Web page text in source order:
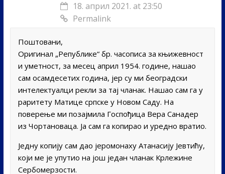
18. април 2021. at 23:50
Permalink
Поштовани,
Оригинал „Републике“ бр. часописа за књижевност
и уметност, за месец април 1954. године, нашао
сам осамдесетих година, јер су ми београдски
интелектуалци рекли за тај чланак. Нашао сам га у
раритету Матице српске у Новом Саду. На
поверење ми позајмила Госпођица Вера Санадер
из Чортановаца. Ја сам га копирао и уредно вратио.
Једну копију сам дао јеромонаху Атанасију Јевтићу,
који ме је упутио на још један чланак Крлежине
Сербомерзости.